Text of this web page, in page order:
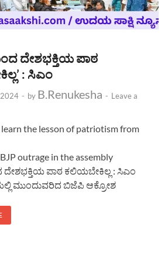
ದೇಶಭಕ್ತಿಯ ಪಾಠ
: ಸಿಎಂ
- by B.Renukesha - Leave a
the lesson of patriotism from
outrage in the assembly
ಪಾಠ ಕಲಿಯಬೇಕಿಲ್ಲ : ಸಿಎಂ
ಮುಂದುವರಿದ ಬಿಜೆಪಿ ಆಕ್ರೋಶ